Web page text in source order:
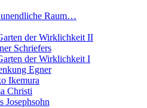
Raum…
der Wirklichkeit II
Schriefers
der Wirklichkeit I
Egner
Ikemura
Christi
Josephsohn